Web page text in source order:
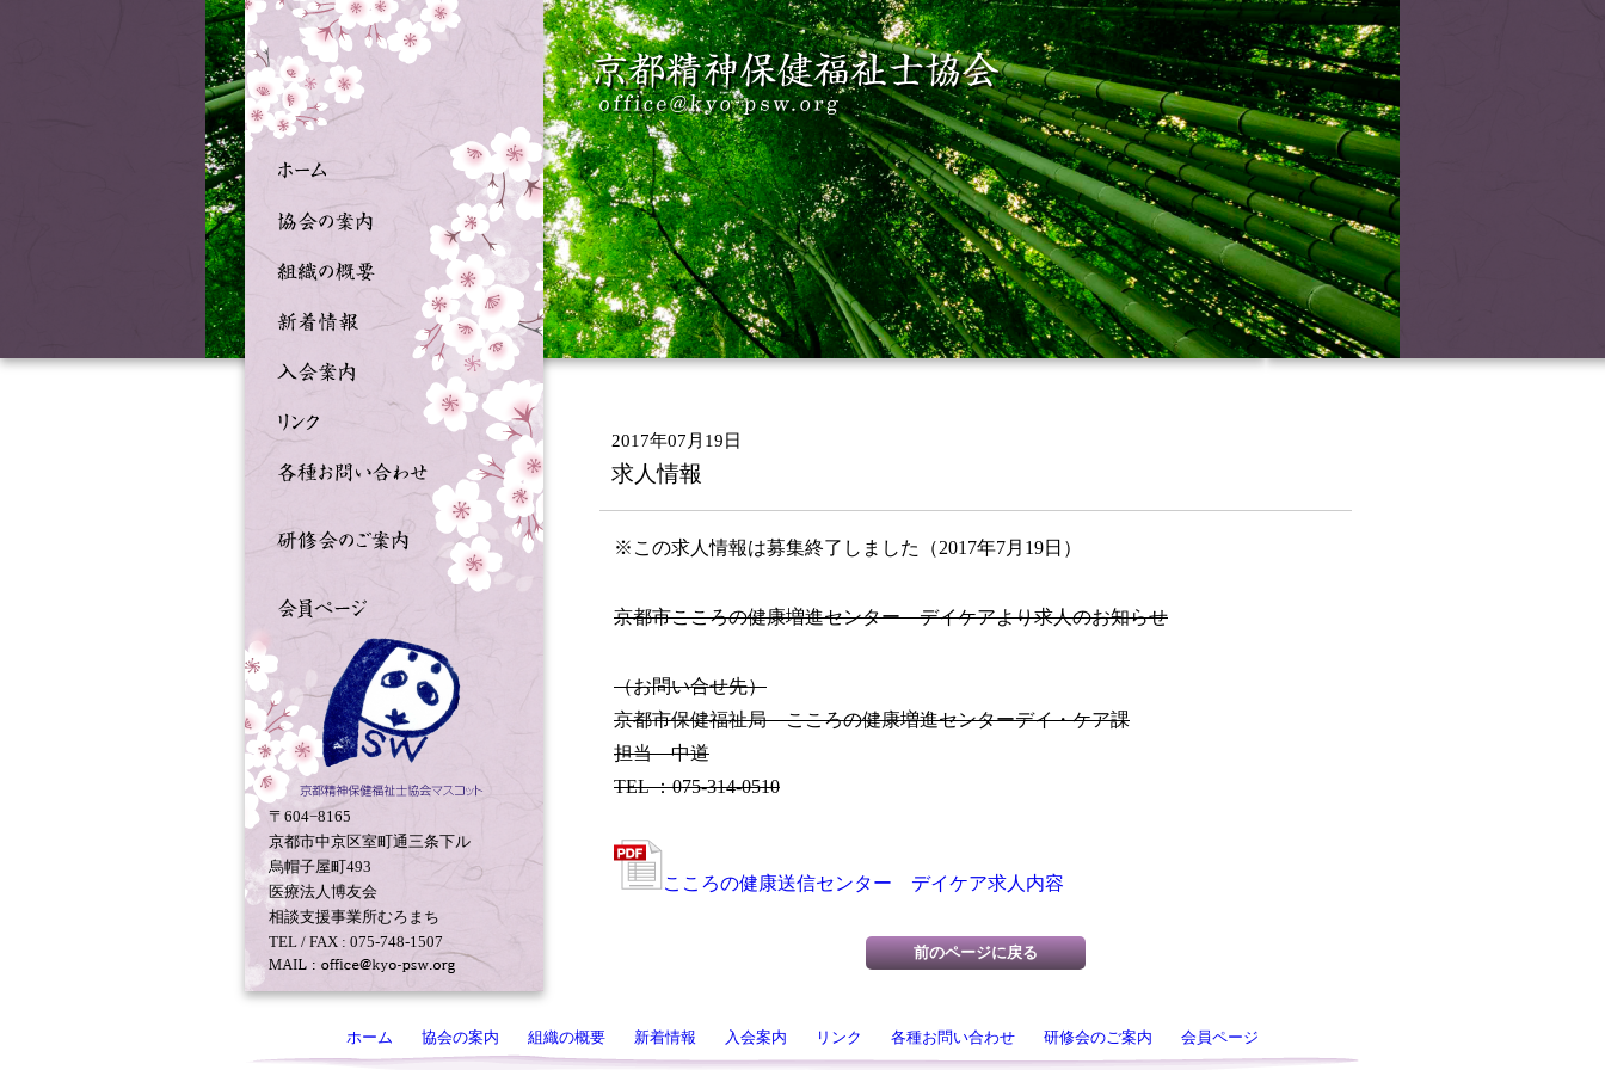
〒604−8165
京都市中京区室町通三条下ル
烏帽子屋町493
医療法人博友会
相談支援事業所むろまち
TEL / FAX : 075-748-1507
2017年07月19日
求人情報
※この求人情報は募集終了しました（2017年7月19日）
京都市こころの健康増進センター デイケアより求人のお知らせ
（お問い合せ先）
京都市保健福祉局 こころの健康増進センターデイ・ケア課
担当 中道
TEL ：075-314-0510
こころの健康送信センター デイケア求人内容
ホーム 協会の案内 組織の概要 新着情報 入会案内 リンク 各種お問い合わせ 研修会のご案内 会員ページ